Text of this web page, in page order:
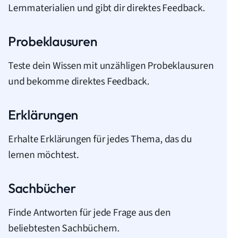
Lernmaterialien und gibt dir direktes Feedback.
Probeklausuren
Teste dein Wissen mit unzähligen Probeklausuren
und bekomme direktes Feedback.
Erklärungen
Erhalte Erklärungen für jedes Thema, das du
lernen möchtest.
Sachbücher
Finde Antworten für jede Frage aus den
beliebtesten Sachbüchern.